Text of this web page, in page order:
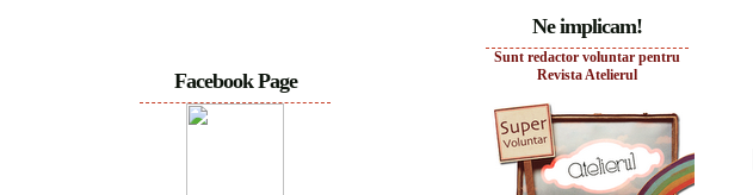
Ne implicam!
Sunt redactor voluntar pentru
Revista Atelierul
Facebook Page